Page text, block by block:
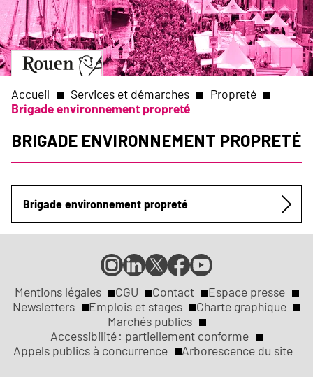
Aller
au
contenu
principal
Aller
à
page
d’accueil
Slide
of
1
Fil
d'Ariane
Accueil Services et démarches
Propreté
Brigade environnement propreté
Brigade environnement propreté
Submenu
Brigade environnement propreté
Réseaux
sociaux
Compte
Instagram
de
la
ville
de
Rouen
Compte
LinkedIn
de
la
ville
de
Rouen
Compte
X
de
la
ville
de
Rouen
Page
Facebook
de
la
ville
de
Rouen
Page
YouTube
de
la
ville
de
Rouen
Liens
légaux
Mentions légales CGU Contact
Espace presse
Newsletters
Emplois et stages
Charte graphique
Marchés publics
Accessibilité : partiellement conforme
Appels publics à concurrence
Arborescence du site